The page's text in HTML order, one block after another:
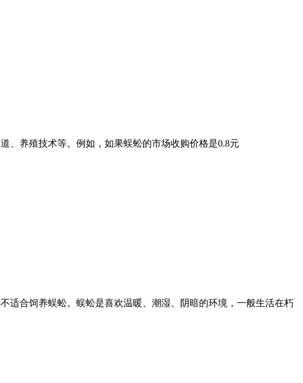
、养殖技术等。例如，如果蜈蚣的市场收购价格是0.8元
适合饲养蜈蚣。蜈蚣是喜欢温暖、潮湿、阴暗的环境，一般生活在朽